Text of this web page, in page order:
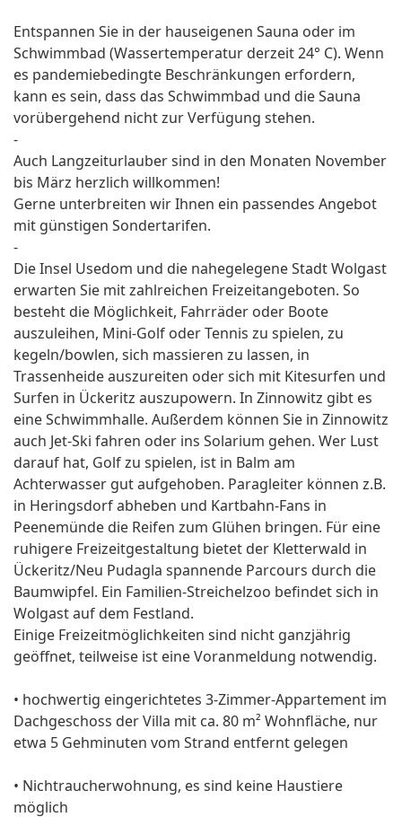
Entspannen Sie in der hauseigenen Sauna oder im
Schwimmbad (Wassertemperatur derzeit 24° C). Wenn
es pandemiebedingte Beschränkungen erfordern,
kann es sein, dass das Schwimmbad und die Sauna
vorübergehend nicht zur Verfügung stehen.
-
Auch Langzeiturlauber sind in den Monaten November
bis März herzlich willkommen!
Gerne unterbreiten wir Ihnen ein passendes Angebot
mit günstigen Sondertarifen.
-
Die Insel Usedom und die nahegelegene Stadt Wolgast
erwarten Sie mit zahlreichen Freizeitangeboten. So
besteht die Möglichkeit, Fahrräder oder Boote
auszuleihen, Mini-Golf oder Tennis zu spielen, zu
kegeln/bowlen, sich massieren zu lassen, in
Trassenheide auszureiten oder sich mit Kitesurfen und
Surfen in Ückeritz auszupowern. In Zinnowitz gibt es
eine Schwimmhalle. Außerdem können Sie in Zinnowitz
auch Jet-Ski fahren oder ins Solarium gehen. Wer Lust
darauf hat, Golf zu spielen, ist in Balm am
Achterwasser gut aufgehoben. Paragleiter können z.B.
in Heringsdorf abheben und Kartbahn-Fans in
Peenemünde die Reifen zum Glühen bringen. Für eine
ruhigere Freizeitgestaltung bietet der Kletterwald in
Ückeritz/Neu Pudagla spannende Parcours durch die
Baumwipfel. Ein Familien-Streichelzoo befindet sich in
Wolgast auf dem Festland.
Einige Freizeitmöglichkeiten sind nicht ganzjährig
geöffnet, teilweise ist eine Voranmeldung notwendig.
• hochwertig eingerichtetes 3-Zimmer-Appartement im
Dach­geschoss der Villa mit ca. 80 m² Wohnfläche, nur
etwa 5 Gehminuten vom Strand entfernt gelegen
• Nichtraucherwohnung, es sind keine Haustiere
möglich